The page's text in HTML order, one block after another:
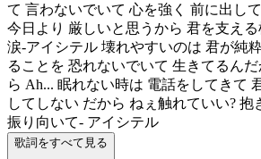
て 言わないでいて 心を強く 前に出し
今日より 厳しいと思うから 君を支え
涙-アイシテル 壊れやすいのは 君が純
ることを 恐れないでいて 生きてるん
ら Ah... 眠れない時は 電話をしてきて
してしない だから ねぇ触れていい? 抱
振り向いて- アイシテル
歌詞をすべて見る